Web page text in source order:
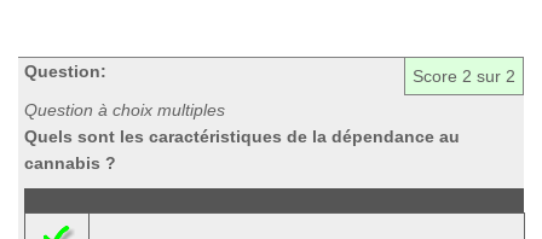
Score 2 sur 2
Question:
Question à choix multiples
Quels sont les caractéristiques de la dépendance au
cannabis ?